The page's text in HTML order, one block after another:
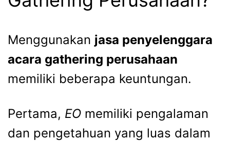
Menggunakan jasa penyelenggara
acara gathering perusahaan
memiliki beberapa keuntungan.
Pertama, EO memiliki pengalaman
dan pengetahuan yang luas dalam